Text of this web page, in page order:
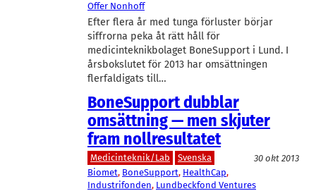
Offer Nonhoff
Efter flera år med tunga förluster börjar
siffrorna peka åt rätt håll för
medicinteknikbolaget BoneSupport i Lund. I
årsbokslutet för 2013 har omsättningen
flerfaldigats till…
BoneSupport dubblar
omsättning — men skjuter
fram nollresultatet
Medicinteknik/Lab Svenska
30 okt 2013
Biomet, BoneSupport, HealthCap
Industrifonden, Lundbeckfond Ventures